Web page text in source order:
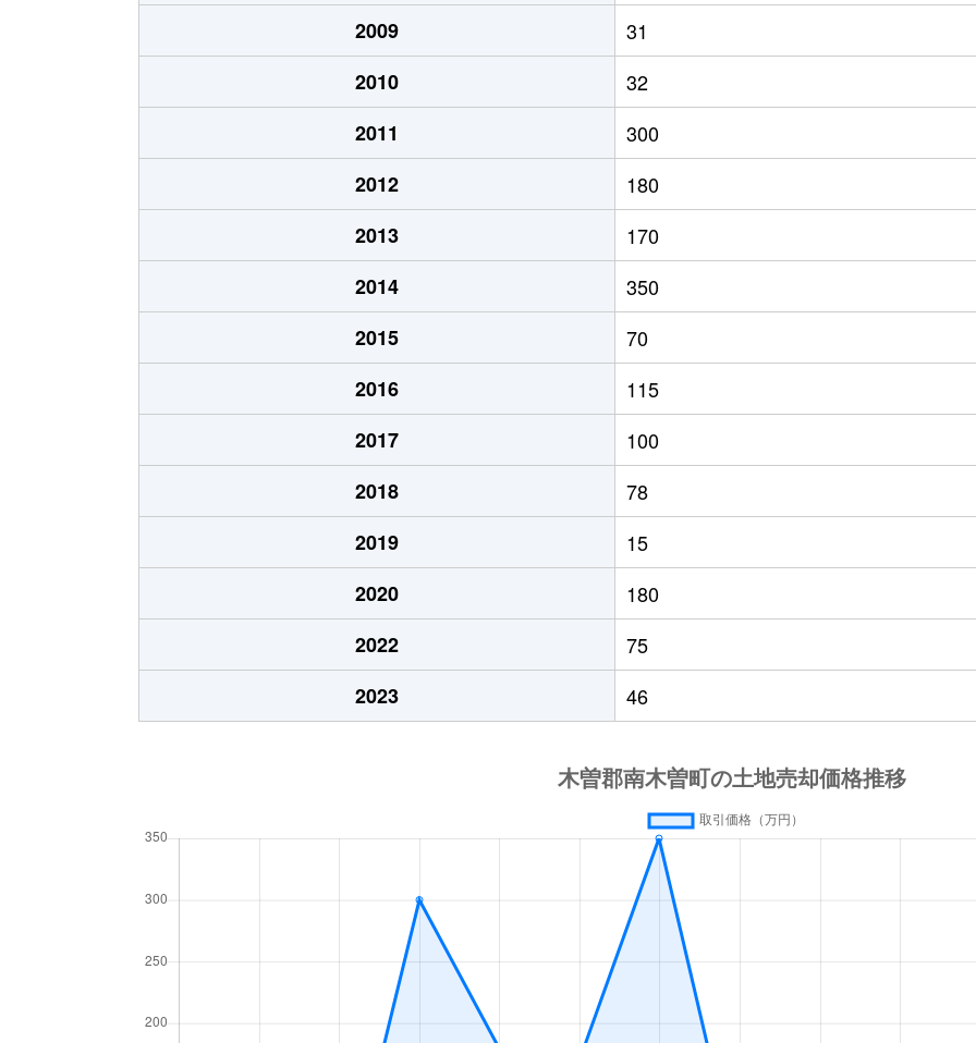
2009
31
2010
32
2011
300
2012
180
2013
170
2014
350
2015
70
2016
115
2017
100
2018
78
2019
15
2020
180
2022
75
2023
46